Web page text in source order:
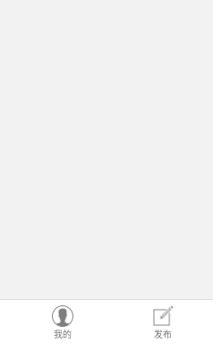
我的 发布